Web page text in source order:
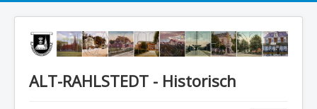
ALT-RAHLSTEDT - Historisch